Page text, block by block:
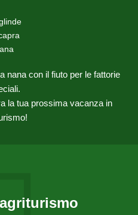
nana con il fiuto per le fattorie
la tua prossima vacanza in